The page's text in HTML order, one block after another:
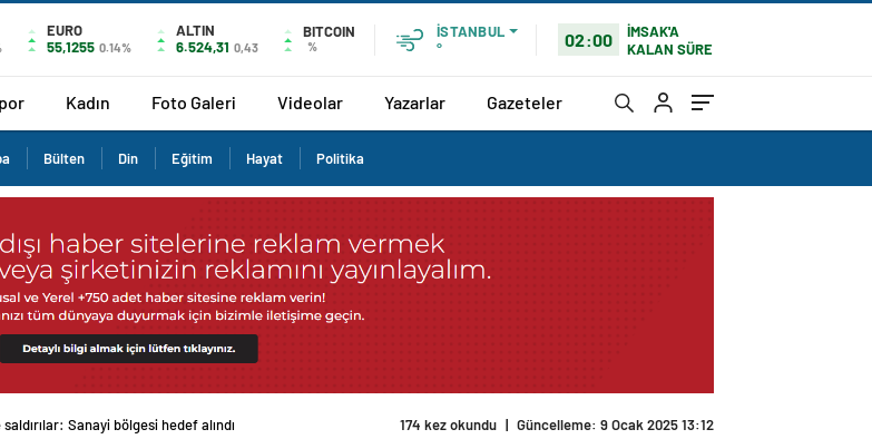
EURO
55,1255 0.14%
ALTIN
6.524,31 0,43
BITCOIN
%
İSTANBUL
°
02:00
İMSAK'A
KALAN SÜRE
Kadın Foto Galeri Videolar Yazarlar Gazeteler
Bülten Din Eğitim Hayat Politika
Sanayi bölgesi hedef alındı 174 kez okundu | Güncelleme: 9 Ocak 2025 13:12